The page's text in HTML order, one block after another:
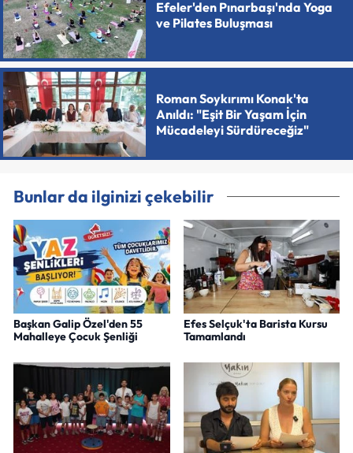
Efeler'den Pınarbaşı'nda Yoga
ve Pilates Buluşması
Roman Soykırımı Konak'ta
Anıldı: "Eşit Bir Yaşam İçin
Mücadeleyi Sürdüreceğiz"
Bunlar da ilginizi çekebilir
Başkan Galip Özel'den 55
Mahalleye Çocuk Şenliği
Efes Selçuk'ta Barista Kursu
Tamamlandı